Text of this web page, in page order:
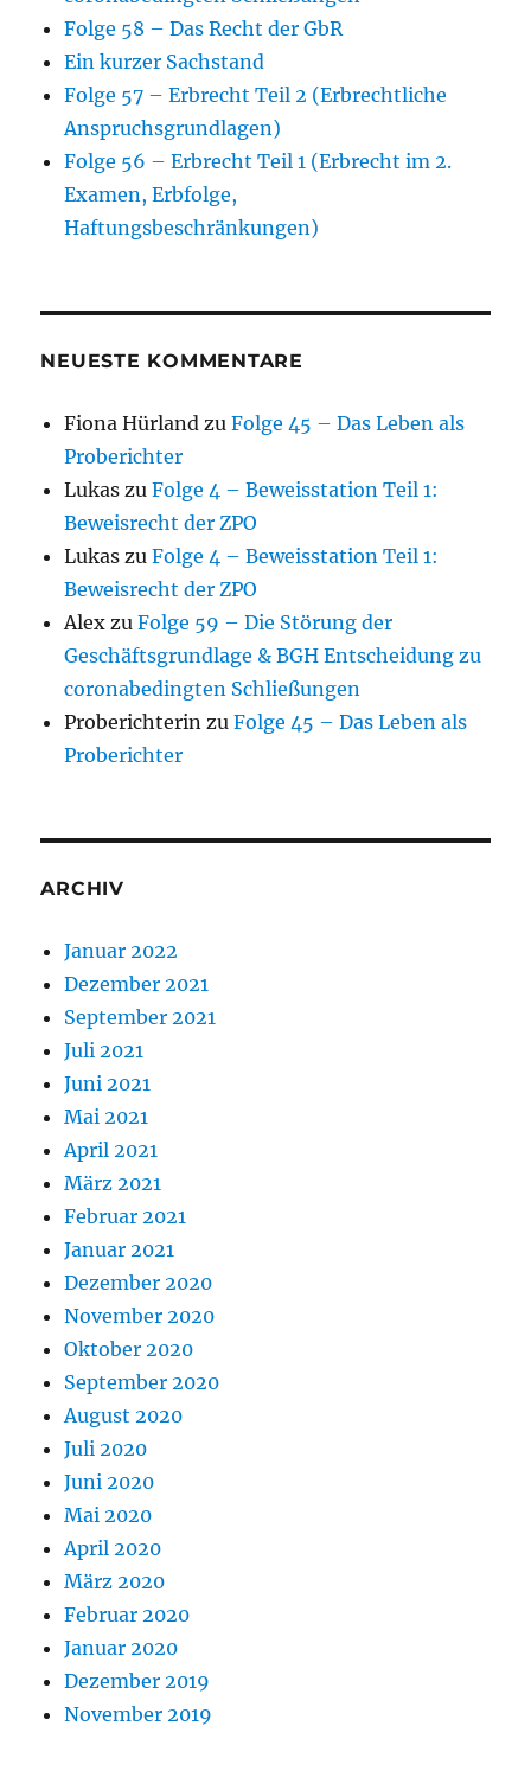
Folge 58 – Das Recht der GbR
Ein kurzer Sachstand
Folge 57 – Erbrecht Teil 2 (Erbrechtliche
Anspruchsgrundlagen)
Folge 56 – Erbrecht Teil 1 (Erbrecht im 2.
Examen, Erbfolge,
Haftungsbeschränkungen)
NEUESTE KOMMENTARE
Fiona Hürland zuFolge 45 – Das Leben als
Proberichter
Lukas zuFolge 4 – Beweisstation Teil 1:
Beweisrecht der ZPO
Lukas zuFolge 4 – Beweisstation Teil 1:
Beweisrecht der ZPO
Alex zuFolge 59 – Die Störung der
Geschäftsgrundlage & BGH Entscheidung zu
coronabedingten Schließungen
Proberichterin zuFolge 45 – Das Leben als
Proberichter
ARCHIV
Januar 2022
Dezember 2021
September 2021
Juli 2021
Juni 2021
Mai 2021
April 2021
März 2021
Februar 2021
Januar 2021
Dezember 2020
November 2020
Oktober 2020
September 2020
August 2020
Juli 2020
Juni 2020
Mai 2020
April 2020
März 2020
Februar 2020
Januar 2020
Dezember 2019
November 2019